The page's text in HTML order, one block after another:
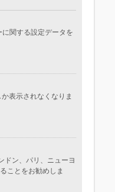
関する設定データを
表示されなくなりま
ドン、パリ、ニューヨ
ことをお勧めしま